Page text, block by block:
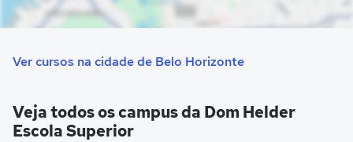
Ver cursos na cidade de Belo Horizonte
Veja todos os campus da Dom Helder
Escola Superior